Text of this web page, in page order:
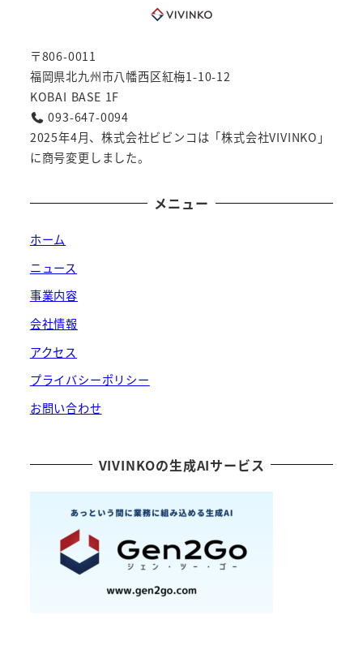
〒806-0011
福岡県北九州市八幡西区紅梅1-10-12
KOBAI BASE 1F
093-647-0094
2025年4月、株式会社ビビンコは「株式会社VIVINKO」
に商号変更しました。
メニュー
ホーム
ニュース
事業内容
会社情報
アクセス
プライバシーポリシー
お問い合わせ
VIVINKOの生成AIサービス